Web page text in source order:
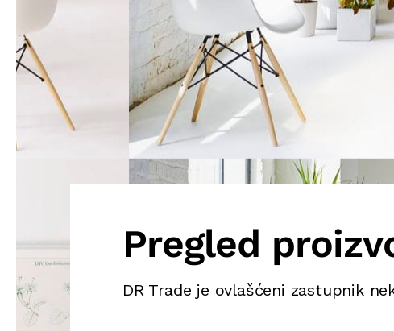
Pregled
DR Trade je ovlašćeni zastupnik